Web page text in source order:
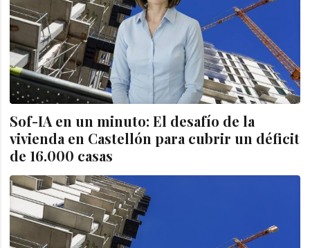
Sof-IA en un minuto: El desafío de la
vivienda en Castellón para cubrir un déficit
de 16.000 casas